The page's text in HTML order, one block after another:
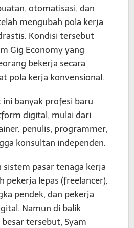
otomatisasi, dan
mengubah pola kerja
Kondisi tersebut
Gig Economy yang
bekerja secara
pola kerja konvensional.
ini banyak profesi baru
digital, mulai dari
penulis, programmer,
konsultan independen.
sistem pasar tenaga kerja
pekerja lepas (freelancer),
pendek, dan pekerja
Namun di balik
tersebut, Syam